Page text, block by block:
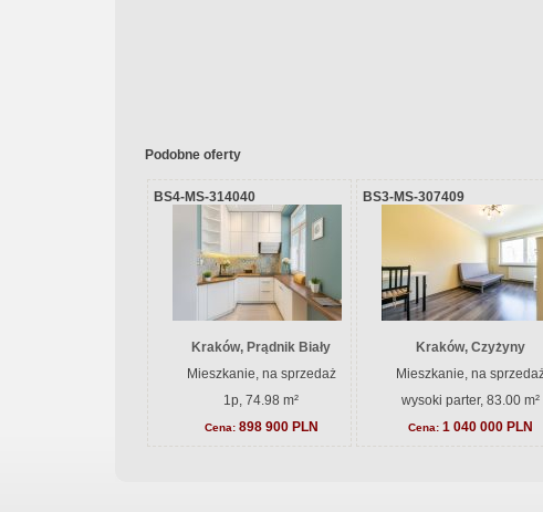
Podobne oferty
BS4-MS-314040
Kraków, Prądnik Biały
Mieszkanie, na sprzedaż
1p, 74.98 m²
Cena: 898 900 PLN
BS3-MS-307409
Kraków, Czyżyny
Mieszkanie, na
wysoki parter, 83.00 m²
Cena: 1 040 000 PLN